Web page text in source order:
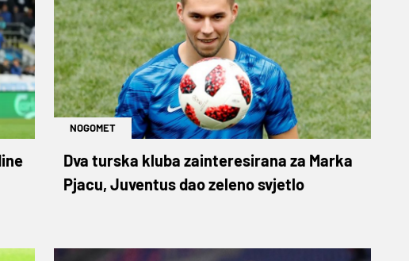
NOGOMET
Dva turska kluba zainteresirana za Marka
Pjacu, Juventus dao zeleno svjetlo